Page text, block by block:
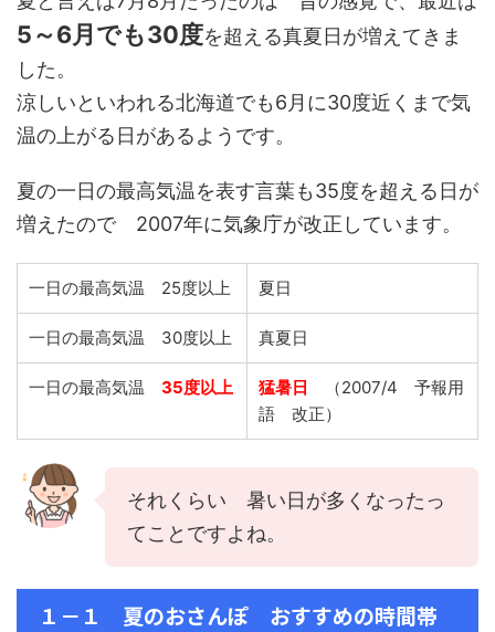
5～6月でも30度を超える真夏日が増えてきま
した。
涼しいといわれる北海道でも6月に30度近くまで気
温の上がる日があるようです。
夏の一日の最高気温を表す言葉も35度を超える日が
増えたので 2007年に気象庁が改正しています。
一日の最高気温 25度以上 夏日
一日の最高気温 30度以上 真夏日
一日の最高気温 35度以上 猛暑日
（2007/4 予報用
語 改正）
それくらい 暑い日が多くなったっ
てことですよね。
１－１ 夏のおさんぽ おすすめの時間帯